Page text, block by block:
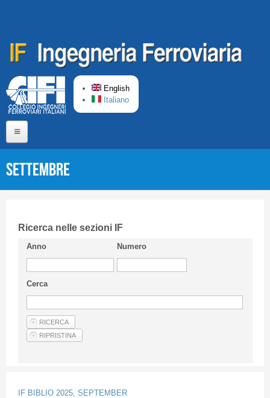
English
Italiano
Short presentation CIFI
Guideline
Privacy & Policy
Articles
Settembre
Ricerca nelle sezioni IF
Anno Numero
Cerca
IF BIBLIO 2025, SEPTEMBER